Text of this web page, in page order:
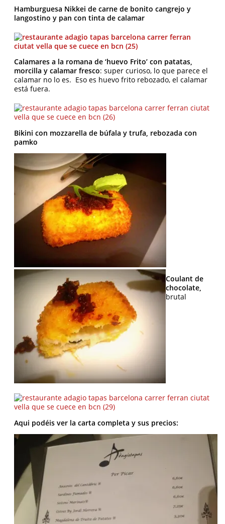
Hamburguesa Nikkei de carne de bonito cangrejo y
langostino y pan con tinta de calamar
Calamares a la romana de ‘huevo Frito’ con patatas,
morcilla y calamar fresco: super curioso, lo que parece el
calamar no lo es. Eso es huevo frito rebozado, el calamar
está fuera.
Bikini con mozzarella de búfala y trufa, rebozada con
pamko
Coulant de
chocolate,
brutal
Aqui podéis ver la carta completa y sus precios: